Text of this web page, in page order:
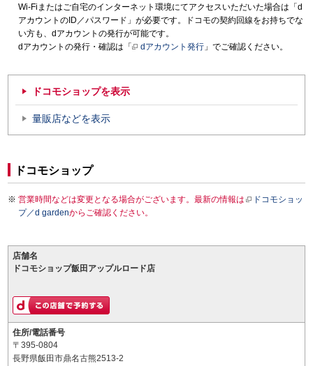
Wi-Fiまたはご自宅のインターネット環境にてアクセスいただいた場合は「d
アカウントのID／パスワード」が必要です。ドコモの契約回線をお持ちでな
い方も、dアカウントの発行が可能です。
dアカウントの発行・確認は「
dアカウント発行 」でご確認ください。
ドコモショップを表示
量販店などを表示
ドコモショップ
営業時間などは変更となる場合がございます。最新の情報は
ドコモショッ
プ／d gardenからご確認ください。
店舗名
ドコモショップ飯田アップルロード店
住所/電話番号
〒395-0804
長野県飯田市鼎名古熊2513-2